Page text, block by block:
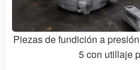
Piezas de fundición a
5 con utillaje